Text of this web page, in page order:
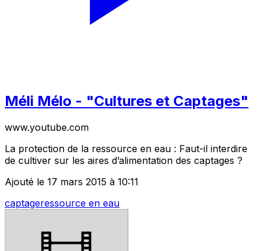
Méli Mélo - "Cultures et Captages"
www.youtube.com
La protection de la ressource en eau : Faut-il interdire
de cultiver sur les aires d’alimentation des captages ?
Ajouté le 17 mars 2015 à 10:11
captageressource en eau